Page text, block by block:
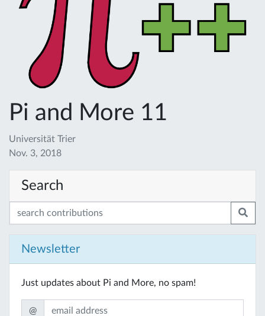
Pi and More 11
Universität Trier
Nov. 3, 2018
Search
Newsletter
Just updates about Pi and More, no spam!
@